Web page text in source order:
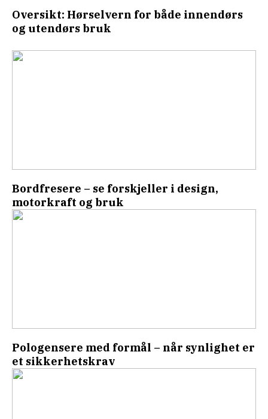
Oversikt: Hørselvern for både innendørs
og utendørs bruk
Bordfresere – se forskjeller i design,
motorkraft og bruk
Pologensere med formål – når synlighet er
et sikkerhetskrav